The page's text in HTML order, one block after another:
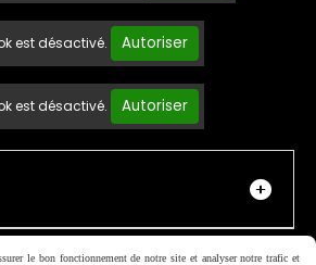
est désactivé. Autoriser
est désactivé. Autoriser
le bon fonctionnement de notre site et analyser notre trafic et